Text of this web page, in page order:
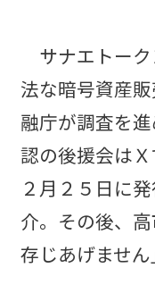
サナエトーク
法な暗号資産
融庁が調査を
認の後援会は
２月２５日に
介。その後、
存じあげません